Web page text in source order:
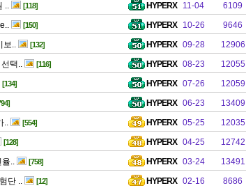
.. [118] HYPERX 11-04 6109
[150] HYPERX 10-26 9646
보.. [132] HYPERX 09-28 12906
택.. [116] HYPERX 08-23 12055
[134] HYPERX 07-26 12059
HYPERX 06-23 13409
.. [554] HYPERX 05-25 12035
[128] HYPERX 04-25 12742
율.. [758] HYPERX 03-24 13491
단 .. [12] HYPERX 02-16 8686